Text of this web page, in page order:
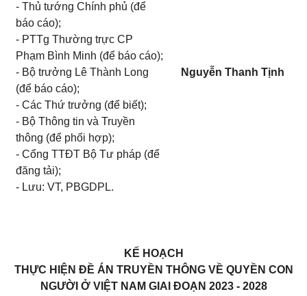
- Thủ tướng Chính phủ (để
báo cáo);
- PTTg Thường trực CP
Phạm Bình Minh (để báo cáo);
- Bộ trưởng Lê Thành Long
(để báo cáo);
- Các Thứ trưởng (để biết);
- Bộ Thông tin và Truyền
thông (để phối hợp);
- Cổng TTĐT Bộ Tư pháp (để
đăng tải);
- Lưu: VT, PBGDPL.
Nguyễn Thanh Tịnh
KẾ HOẠCH
THỰC HIỆN ĐỀ ÁN TRUYỀN THÔNG VỀ QUYỀN CON
NGƯỜI Ở VIỆT NAM GIAI ĐOẠN 2023 - 2028